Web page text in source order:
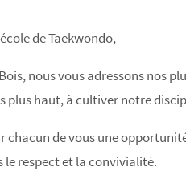
de Taekwondo,
nous vous adressons nos
plus haut, à cultiver notre
chacun de vous une
le respect et la convivialité.